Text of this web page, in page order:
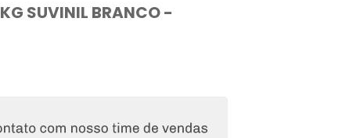
SUVINIL BRANCO -